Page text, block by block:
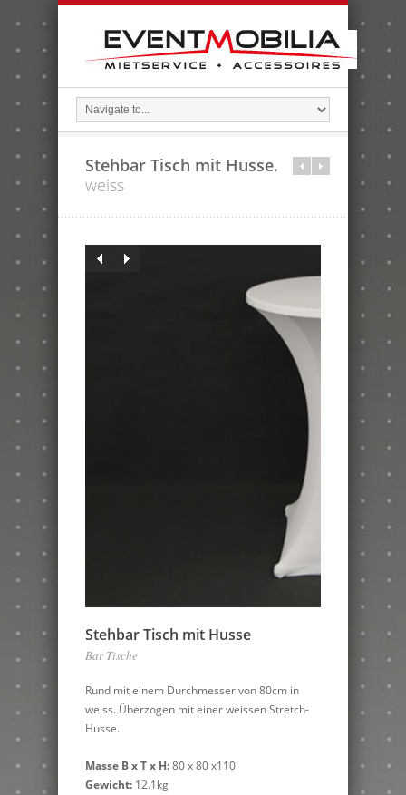
Stehbar Tisch mit Husse.
weiss
Stehbar Tisch mit Husse
Bar Tische
Rund mit einem Durchmesser von 80cm in
weiss. Überzogen mit einer weissen Stretch-
Husse.
Masse B x T x H:80 x 80 x110
Gewicht: 12.1kg